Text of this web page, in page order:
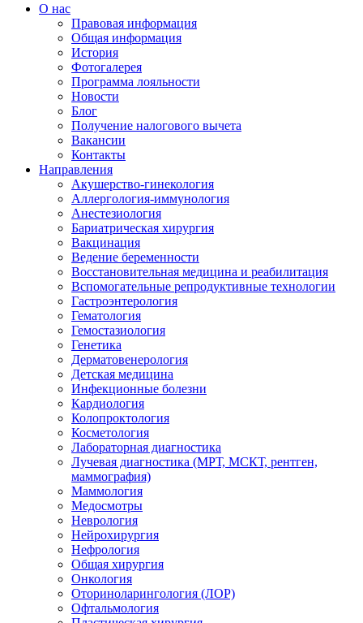
О нас
Правовая информация
Общая информация
История
Фотогалерея
Программа лояльности
Новости
Блог
Получение налогового вычета
Вакансии
Контакты
Направления
Акушерство-гинекология
Аллергология-иммунология
Анестезиология
Бариатрическая хирургия
Вакцинация
Ведение беременности
Восстановительная медицина и реабилитация
Вспомогательные репродуктивные технологии
Гастроэнтерология
Гематология
Гемостазиология
Генетика
Дерматовенерология
Детская медицина
Инфекционные болезни
Кардиология
Колопроктология
Косметология
Лабораторная диагностика
Лучевая диагностика (МРТ, МСКТ, рентген,
маммография)
Маммология
Медосмотры
Неврология
Нейрохирургия
Нефрология
Общая хирургия
Онкология
Оториноларингология (ЛОР)
Офтальмология